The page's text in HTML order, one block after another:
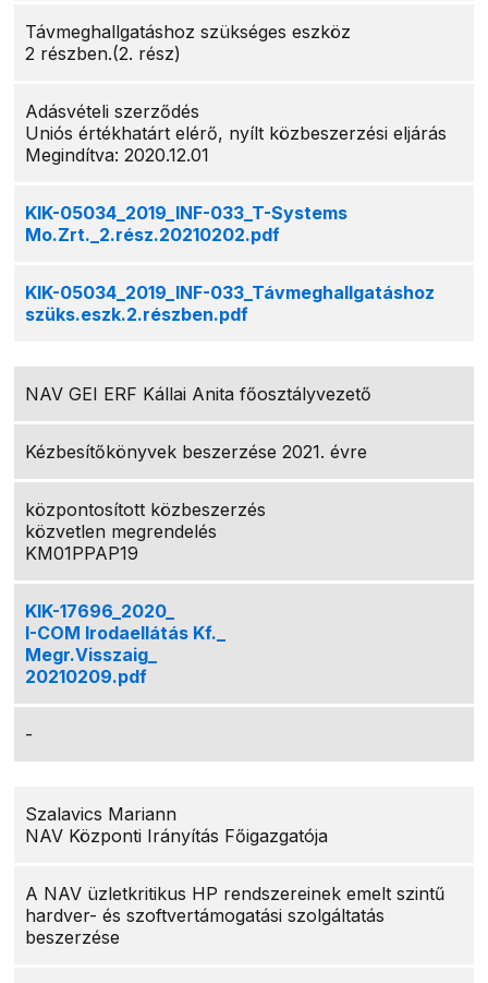
Távmeghallgatáshoz szükséges eszköz
2 részben.(2. rész)
Adásvételi szerződés
Uniós értékhatárt elérő, nyílt közbeszerzési eljárás
Megindítva: 2020.12.01
KIK-05034_2019_INF-033_T-Systems
Mo.Zrt._2.rész.20210202.pdf
KIK-05034_2019_INF-033_Távmeghallgatáshoz
szüks.eszk.2.részben.pdf
NAV GEI ERF Kállai Anita főosztályvezető
Kézbesítőkönyvek beszerzése 2021. évre
központosított közbeszerzés
közvetlen megrendelés
KM01PPAP19
KIK-17696_2020_
I-COM Irodaellátás Kf._
Megr.Visszaig_
20210209.pdf
-
Szalavics Mariann
NAV Központi Irányítás Főigazgatója
A NAV üzletkritikus HP rendszereinek emelt szintű
hardver- és szoftvertámogatási szolgáltatás
beszerzése